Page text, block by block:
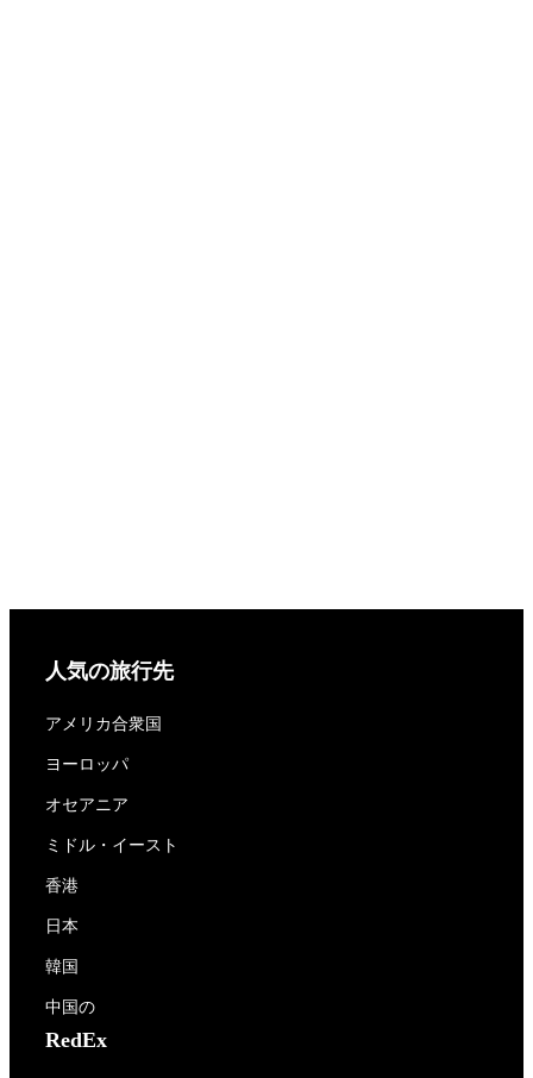
人気の旅行先
アメリカ合衆国
ヨーロッパ
オセアニア
ミドル・イースト
香港
日本
韓国
中国の
RedEx